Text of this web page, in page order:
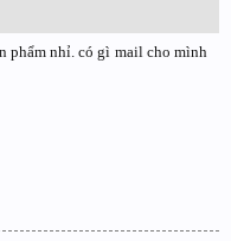
phẩm nhỉ. có gì mail cho mình